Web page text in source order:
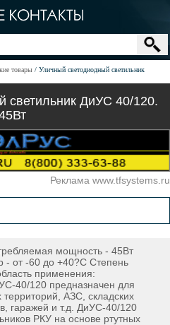
товары
Уличный светодиодный светильник
светильник ДиУС 40/120.
Реклама www.tfsystems.ru
мощность - 45Вт
- от -60 до +40?С Степень
применения:
40/120 предназначен для
АЗС, складских
гаражей и т.д. ДиУС-40/120
РКУ на основе ртутных